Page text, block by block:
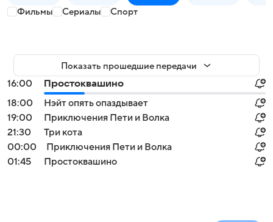
Фильмы Сериалы Спорт
Показать прошедшие передачи
16:00
Простоквашино
18:00
Нэйт опять опаздывает
19:00
Приключения Пети и Волка
21:30
Три кота
00:00
Приключения Пети и Волка
01:45
Простоквашино